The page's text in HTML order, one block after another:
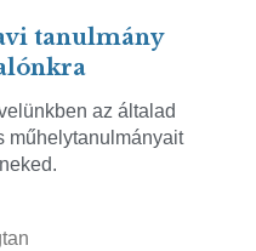
tanulmány
az általad
műhelytanulmányait